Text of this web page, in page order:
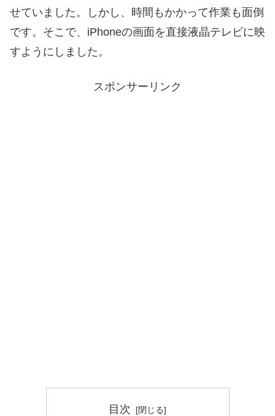
せていました。しかし、時間もかかって作業も面倒
です。そこで、iPhoneの画面を直接液晶テレビに映
すようにしました。
スポンサーリンク
目次